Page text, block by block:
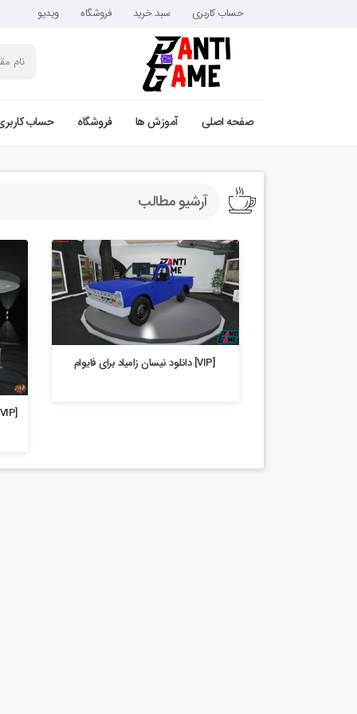
حساب کاربری سبد خرید فروشگاه ویدیو
صفحه اصلی آموزش ها فروشگاه حساب
آرشیو مطالب
[VIP] دانلود نیسان زامیاد برای فایوام
5.4k بازدید